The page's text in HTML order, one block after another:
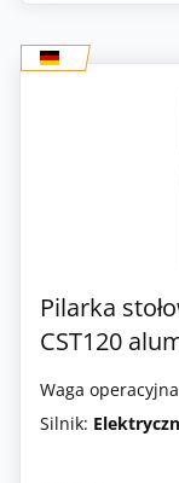
Pilarka
CST120
Waga
Silnik: